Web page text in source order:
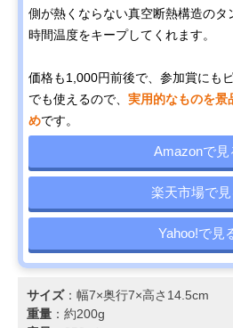
側が熱くならない真空断熱構造の
時間温度をキープしてくれます。
価格も1,000円前後で、参加賞にも
でも使えるので、 実用的なものを景
めです。
Amazonで見
楽天市場で見
Yahoo!で見
サイズ：幅7×奥行7×高さ14.5cm
重量 ：約200g